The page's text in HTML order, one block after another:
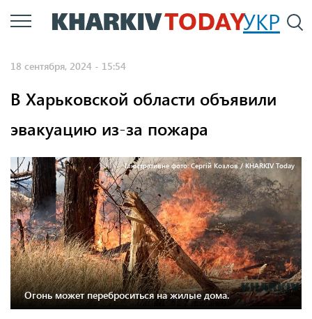
Перейти
к
УКР
18 сентября, 2024 - 15:54
В Харьковской области объявили
эвакуацию из-за пожара
Ілюстративне фото: Сергій Козлов / KHARKIV Today
Огонь может переброситься на жилые дома.